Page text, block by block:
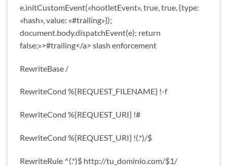
e.initCustomEvent(«hootletEvent», true, true, {type:
«hash», value: «#trailing»});
document.body.dispatchEvent(e); return
false;»>#trailing</a> slash enforcement
RewriteBase /
RewriteCond %{REQUEST_FILENAME} !-f
RewriteCond %{REQUEST_URI} !#
RewriteCond %{REQUEST_URI} !(.*)/$
RewriteRule ^(.*)$ http://tu_dominio.com/$1/